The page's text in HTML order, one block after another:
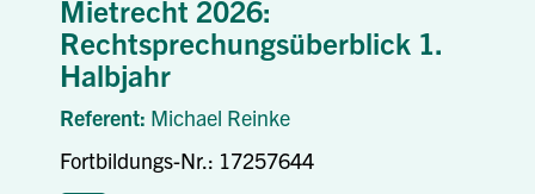
Mietrecht 2026:
Rechtsprechungsüberblick 1.
Halbjahr
Referent: Michael Reinke
Fortbildungs-Nr.: 17257644